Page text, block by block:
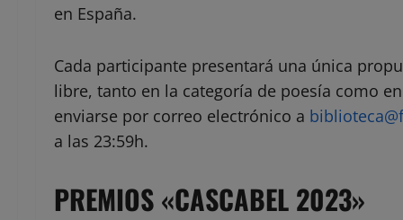
en España.
Cada participante presentará una única
libre, tanto en la categoría de poesía como
enviarse por correo electrónico a
a las 23:59h.
PREMIOS «CASCABEL 2023»